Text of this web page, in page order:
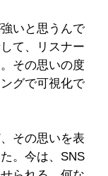
いと思うんで
て、リスナー
その思いの度
グで可視化で
その思いを表
。今は、SNS